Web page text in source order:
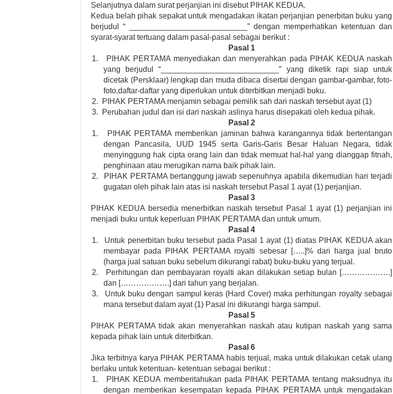
Selanjutnya dalam surat perjanjian ini disebut PIHAK KEDUA.
Kedua belah pihak sepakat untuk mengadakan ikatan perjanjian penerbitan buku yang
berjudul “ ___________________________” dengan memperhatikan ketentuan dan
syarat-syarat tertuang dalam pasal-pasal sebagai berikut :
Pasal 1
1.
PIHAK PERTAMA menyediakan dan menyerahkan pada PIHAK KEDUA naskah
yang berjudul “___________________________” yang diketik rapi siap untuk
dicetak (Persklaar) lengkap dan muda dibaca disertai dengan gambar-gambar, foto-
foto,daftar-daftar yang diperlukan untuk diterbitkan menjadi buku.
2.
PIHAK PERTAMA menjamin sebagai pemilik sah dari naskah tersebut ayat (1)
3.
Perubahan judul dan isi dari naskah aslinya harus disepakati oleh kedua pihak.
Pasal 2
1.
PIHAK PERTAMA memberikan jaminan bahwa karangannya tidak bertentangan
dengan Pancasila, UUD 1945 serta Garis-Garis Besar Haluan Negara, tidak
menyinggung hak cipta orang lain dan tidak memuat hal-hal yang dianggap fitnah,
penghinaan atau merugikan nama baik pihak lain.
2.
PIHAK PERTAMA bertanggung jawab sepenuhnya apabila dikemudian hari terjadi
gugatan oleh pihak lain atas isi naskah tersebut Pasal 1 ayat (1) perjanjian.
Pasal 3
PIHAK KEDUA bersedia menerbitkan naskah tersebut Pasal 1 ayat (1) perjanjian ini
menjadi buku untuk keperluan PIHAK PERTAMA dan untuk umum.
Pasal 4
1.
Untuk penerbitan buku tersebut pada Pasal 1 ayat (1) diatas PIHAK KEDUA akan
membayar pada PIHAK PERTAMA royalti sebesar […..]% dari harga jual bruto
(harga jual satuan buku sebelum dikurangi rabat) buku-buku yang terjual.
2.
Perhitungan dan pembayaran royalti akan dilakukan setiap bulan [……………….]
dan [……………….] dari tahun yang berjalan.
3.
Untuk buku dengan sampul keras (Hard Cover) maka perhitungan royalty sebagai
mana tersebut dalam ayat (1) Pasal ini dikurangi harga sampul.
Pasal 5
PIHAK PERTAMA tidak akan menyerahkan naskah atau kutipan naskah yang sama
kepada pihak lain untuk diterbitkan.
Pasal 6
Jika terbitnya karya PIHAK PERTAMA habis terjual, maka untuk dilakukan cetak ulang
berlaku untuk ketentuan- ketentuan sebagai berikut :
1.
PIHAK KEDUA memberitahukan pada PIHAK PERTAMA tentang maksudnya itu
dengan memberikan kesempatan kepada PIHAK PERTAMA untuk mengadakan